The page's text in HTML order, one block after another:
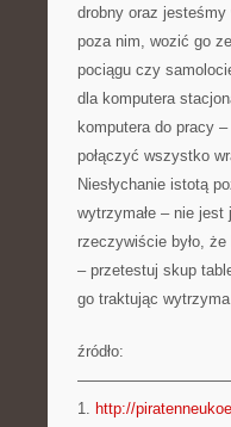
drobny oraz
poza nim, wozić go
pociągu czy
dla komputera
komputera do pracy
połączyć wszystko
Niesłychanie istotą
wytrzymałe – nie
rzeczywiście było,
– przetestuj skup
go traktując
źródło:
1. http://